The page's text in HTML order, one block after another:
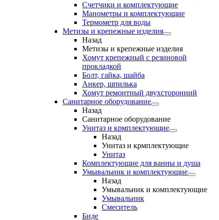
Счетчики и комплектующие
Манометры и комплектующие
Термометр для воды
Метизы и крепежные изделия
Назад
Метизы и крепежные изделия
Хомут крепежный с резиновой
прокладкой
Болт, гайка, шайба
Анкер, шпилька
Хомут ремонтный двухсторонний
Санитарное оборудование
Назад
Санитарное оборудование
Унитаз и крмплектующие
Назад
Унитаз и крмплектующие
Унитаз
Комплектующие для ванны и душа
Умывальник и комплектующие
Назад
Умывальник и комплектующие
Умывальник
Смеситель
Биде